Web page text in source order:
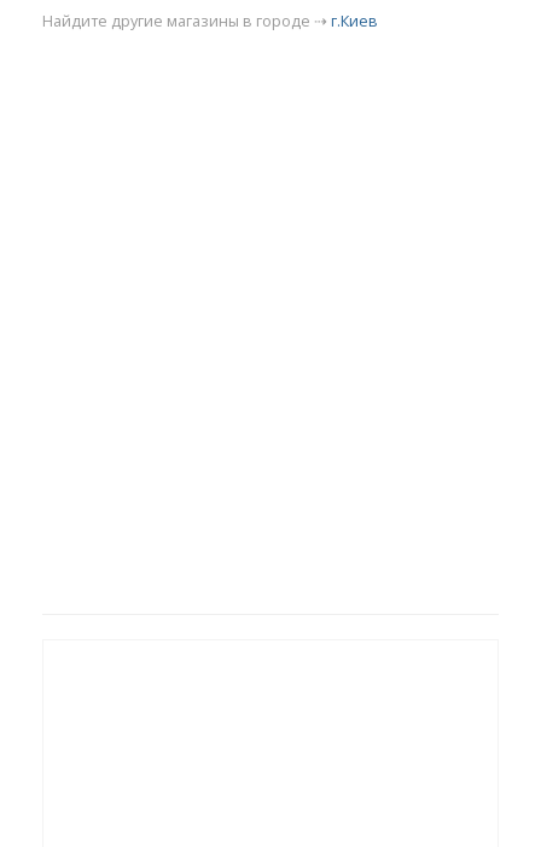
Найдите другие магазины в городе ⇢ г.Киев